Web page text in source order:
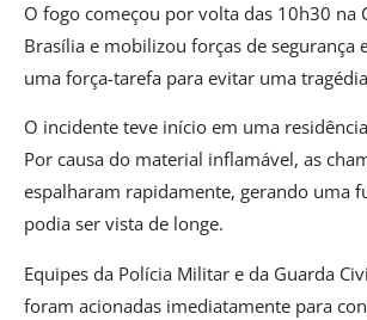
O fogo começou por volta das 10h30 na
Brasília e mobilizou forças de segurança
uma força-tarefa para evitar uma
O incidente teve início em uma
Por causa do material inflamável, as
espalharam rapidamente, gerando uma
podia ser vista de longe.
Equipes da Polícia Militar e da Guarda
foram acionadas imediatamente para